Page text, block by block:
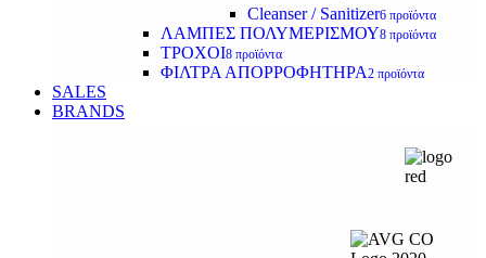
Cleanser / Sanitizer6 προϊόντα
ΛΑΜΠΕΣ ΠΟΛΥΜΕΡΙΣΜΟΥ8 προϊόντα
ΤΡΟΧΟΙ8 προϊόντα
ΦΙΛΤΡΑ ΑΠΟΡΡΟΦΗΤΗΡΑ2 προϊόντα
SALES
BRANDS